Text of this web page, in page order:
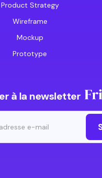
Product Strategy
Wireframe
Mockup
Prototype
à la newsletter